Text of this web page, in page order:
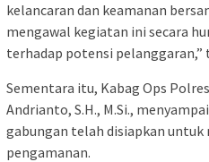
kelancaran dan keamanan
mengawal kegiatan ini secara
terhadap potensi pelanggaran,”
Sementara itu, Kabag Ops
Andrianto, S.H., M.Si.,
gabungan telah disiapkan
pengamanan.